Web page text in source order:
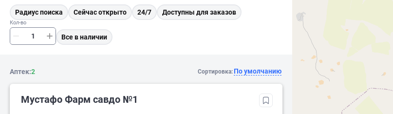
Радиус поиска Сейчас открыто 24/7 Доступны для заказов
Кол-во
Все в наличии
Аптек:2 Сортировка: По умолчанию
Мустафо Фарм савдо №1